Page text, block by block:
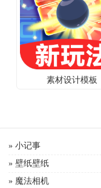
素材设计模板
» 小记事
» 壁纸壁纸
» 魔法相机